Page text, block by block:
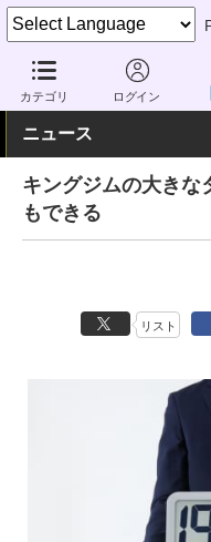
カテゴリ ログイン
家電 Watch その他・家電
ニュース
キングジムの大き
もできる
リスト